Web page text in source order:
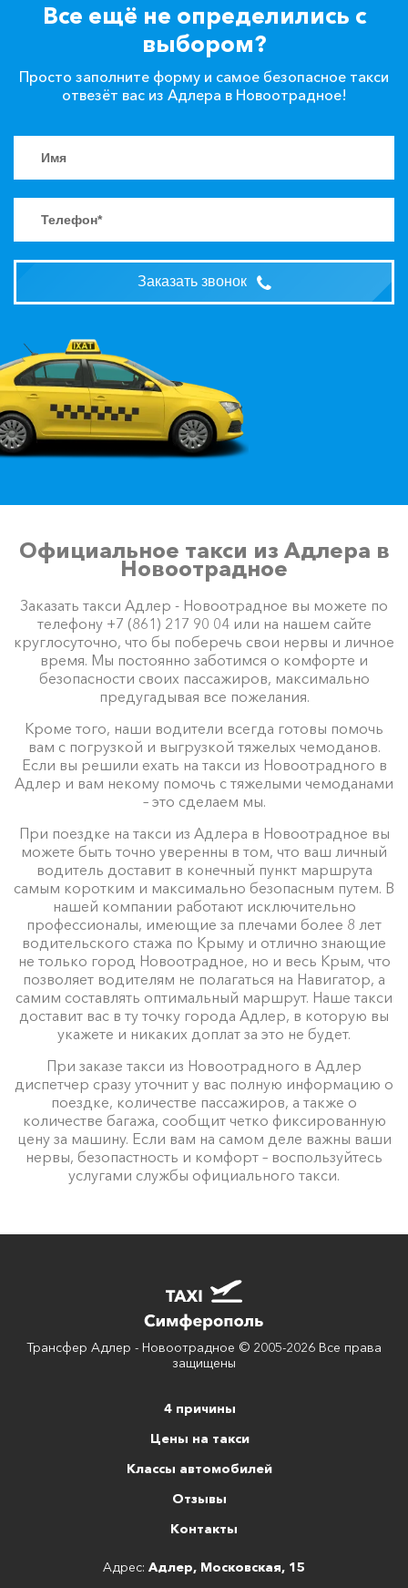
Все ещё не определились с
выбором?
Просто заполните форму и самое безопасное такси
отвезёт вас из Адлера в Новоотрадное!
Заказать звонок
Официальное такси из Адлера в
Новоотрадное
Заказать такси Адлер - Новоотрадное вы можете по
телефону +7 (861) 217 90 04 или на нашем сайте
круглосуточно, что бы поберечь свои нервы и личное
время. Мы постоянно заботимся о комфорте и
безопасности своих пассажиров, максимально
предугадывая все пожелания.
Кроме того, наши водители всегда готовы помочь
вам с погрузкой и выгрузкой тяжелых чемоданов.
Если вы решили ехать на такси из Новоотрадного в
Адлер и вам некому помочь с тяжелыми чемоданами
– это сделаем мы.
При поездке на такси из Адлера в Новоотрадное вы
можете быть точно уверенны в том, что ваш личный
водитель доставит в конечный пункт маршрута
самым коротким и максимально безопасным путем. В
нашей компании работают исключительно
профессионалы, имеющие за плечами более 8 лет
водительского стажа по Крыму и отлично знающие
не только город Новоотрадное, но и весь Крым, что
позволяет водителям не полагаться на Навигатор, а
самим составлять оптимальный маршрут. Наше такси
доставит вас в ту точку города Адлер, в которую вы
укажете и никаких доплат за это не будет.
При заказе такси из Новоотрадного в Адлер
диспетчер сразу уточнит у вас полную информацию о
поездке, количестве пассажиров, а также о
количестве багажа, сообщит четко фиксированную
цену за машину. Если вам на самом деле важны ваши
нервы, безопастность и комфорт – воспользуйтесь
услугами службы официального такси.
Трансфер Адлер - Новоотрадное © 2005-2026 Все права
защищены
4 причины
Цены на такси
Классы автомобилей
Отзывы
Контакты
Адрес: Адлер, Московская, 15